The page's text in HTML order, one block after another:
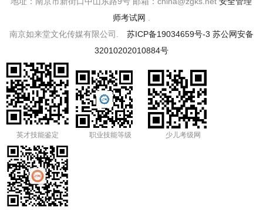
师考试网
南京如来堂文化传媒有限公司. 苏ICP备19034659号-3 苏公网安备
32010202010884号
英才技能鉴定 职业技能等级 少儿考级网